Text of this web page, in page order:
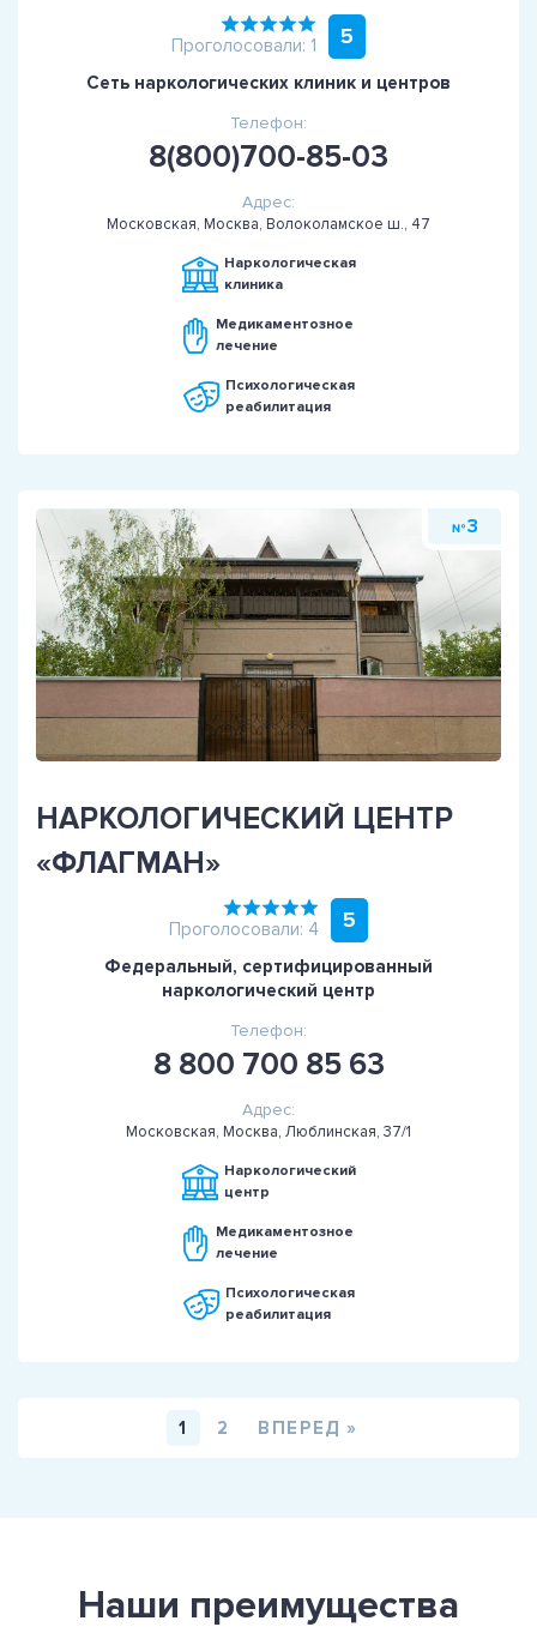
Проголосовали: 1 5
Сеть наркологических клиник и центров
Телефон:
8(800)700-85-03
Адрес:
Московская, Москва, Волоколамское ш., 47
Наркологическая
клиника
Медикаментозное
лечение
Психологическая
реабилитация
№ 3
НАРКОЛОГИЧЕСКИЙ ЦЕНТР
«ФЛАГМАН»
Проголосовали: 4 5
Федеральный, сертифицированный
наркологический центр
Телефон:
8 800 700 85 63
Адрес:
Московская, Москва, Люблинская, 37/1
Наркологический
центр
Медикаментозное
лечение
Психологическая
реабилитация
1 2 ВПЕРЕД »
Наши преимущества